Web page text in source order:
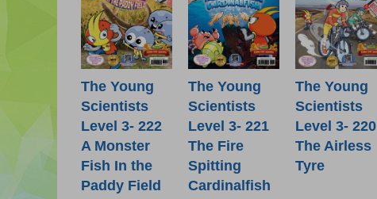
The Young
Scientists
Level 3- 222
A Monster
Fish In the
Paddy Field
The Young
Scientists
Level 3- 221
The Fire
Spitting
Cardinalfish
The Young
Scientists
Level 3- 220
The Airless
Tyre